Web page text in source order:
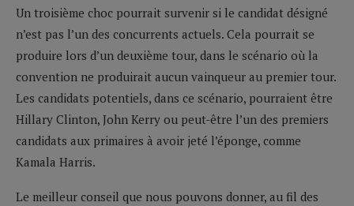
Un troisième choc pourrait survenir si le candidat désigné
n’est pas l’un des concurrents actuels. Cela pourrait se
produire lors d’un deuxième tour, dans le scénario où la
convention ne produirait aucun vainqueur au premier tour.
Les candidats potentiels, dans ce scénario, pourraient être
Hillary Clinton, John Kerry ou peut-être l’un des premiers
candidats aux primaires à avoir jeté l’éponge, comme
Kamala Harris.
Le meilleur conseil que nous pouvons donner, au fil des